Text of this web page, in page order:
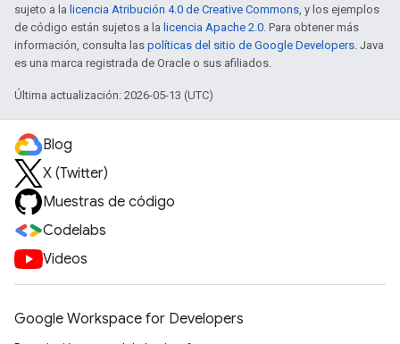
sujeto a la licencia Atribución 4.0 de Creative Commons, y los ejemplos
de código están sujetos a la licencia Apache 2.0. Para obtener más
información, consulta las políticas del sitio de Google Developers. Java
es una marca registrada de Oracle o sus afiliados.
Última actualización: 2026-05-13 (UTC)
Blog
X (Twitter)
Muestras de código
Codelabs
Videos
Google Workspace for Developers